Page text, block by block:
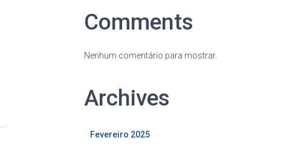
Comments
Nenhum comentário para mostrar.
Archives
Fevereiro 2025